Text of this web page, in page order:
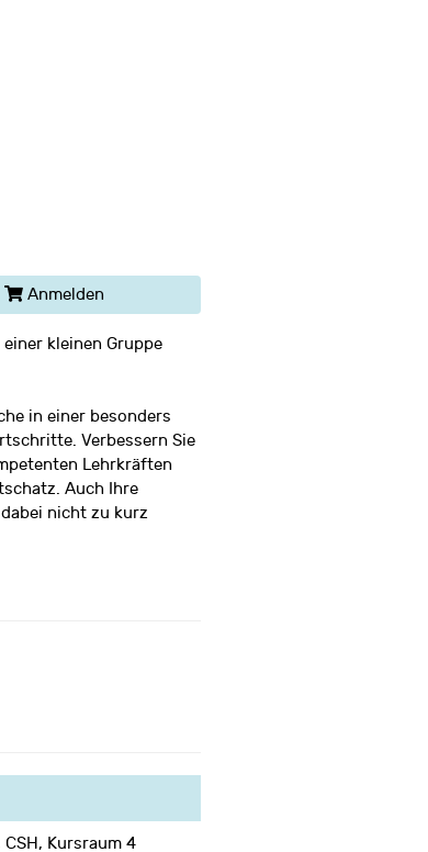
Anmelden
kleinen Gruppe
in einer besonders
Verbessern Sie
Lehrkräften
Auch Ihre
nicht zu kurz
Kursraum 4